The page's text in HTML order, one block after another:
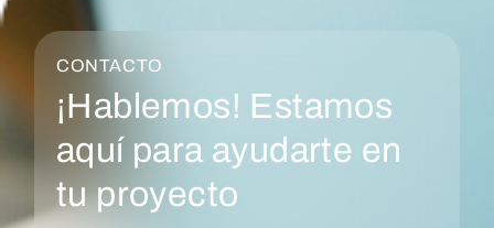
CONTACTO
¡Hablemos! Estamos
aquí para ayudarte en
tu proyecto